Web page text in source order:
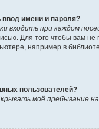
ввод имени и пароля?
входить при каждом
Для того чтобы вам
например в
пользователей?
моё пребывание